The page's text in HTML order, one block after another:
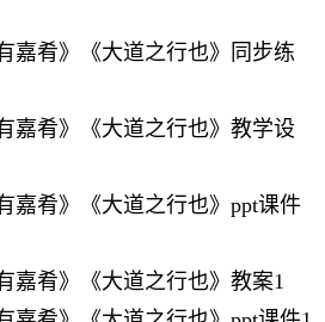
嘉肴》《大道之行也》同步练
嘉肴》《大道之行也》教学设
嘉肴》《大道之行也》ppt课件
嘉肴》《大道之行也》教案1